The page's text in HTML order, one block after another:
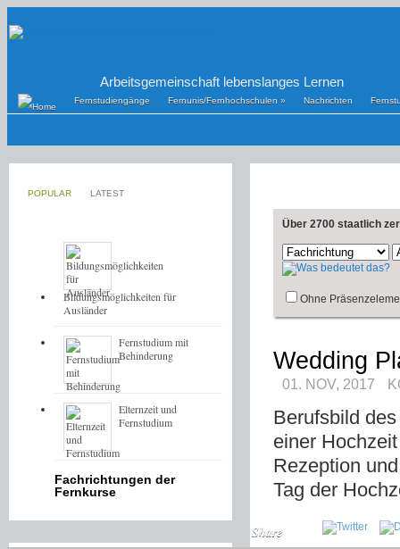
Arbeitsgemeinschaft lebenslanges Lernen
Fernstudiengänge Fernunis/Fernhochschulen » Nachrichten
Über 2700 staatlich
Ohne
Wedding
01. NOV, 2017
Berufsbild
einer
Rezeption
Tag der
Share
POPULAR LATEST
Bildungsmöglichkeiten für
Ausländer
Fernstudium mit
Behinderung
Elternzeit und
Fernstudium
Fachrichtungen der
Fernkurse